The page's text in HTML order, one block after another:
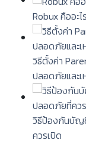
Robux คืออะ
วิธีตั้งค่า
ปลอดภัยและเ
วิธีป้องกันบัญ
ควรเปิด